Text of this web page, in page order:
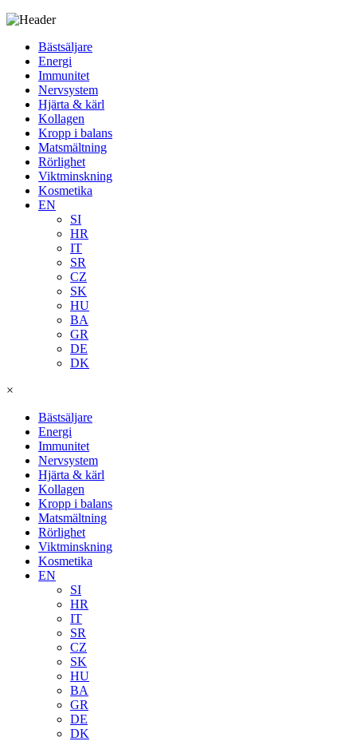
Bästsäljare
Energi
Immunitet
Nervsystem
Hjärta & kärl
Kollagen
Kropp i balans
Matsmältning
Rörlighet
Viktminskning
Kosmetika
EN
SI
HR
IT
SR
CZ
SK
HU
BA
GR
DE
DK
×
Bästsäljare
Energi
Immunitet
Nervsystem
Hjärta & kärl
Kollagen
Kropp i balans
Matsmältning
Rörlighet
Viktminskning
Kosmetika
EN
SI
HR
IT
SR
CZ
SK
HU
BA
GR
DE
DK